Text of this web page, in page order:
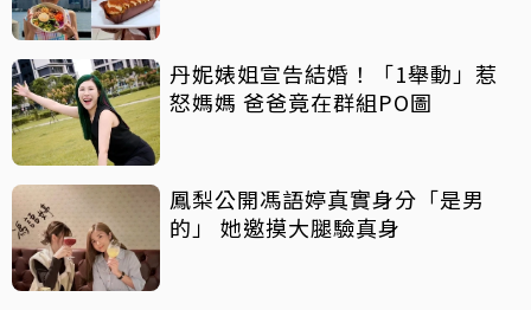
丹妮婊姐宣告結婚！「1舉動」惹
怒媽媽 爸爸竟在群組PO圖
鳳梨公開馮語婷真實身分「是男
的」 她邀摸大腿驗真身